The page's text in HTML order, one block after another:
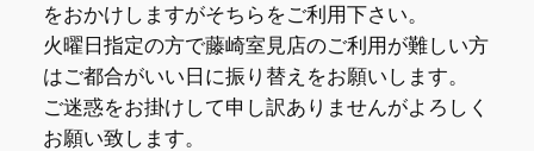
をおかけしますがそちらをご利用下さい。
火曜日指定の方で藤崎室見店のご利用が難しい方
はご都合がいい日に振り替えをお願いします。
ご迷惑をお掛けして申し訳ありませんがよろしく
お願い致します。